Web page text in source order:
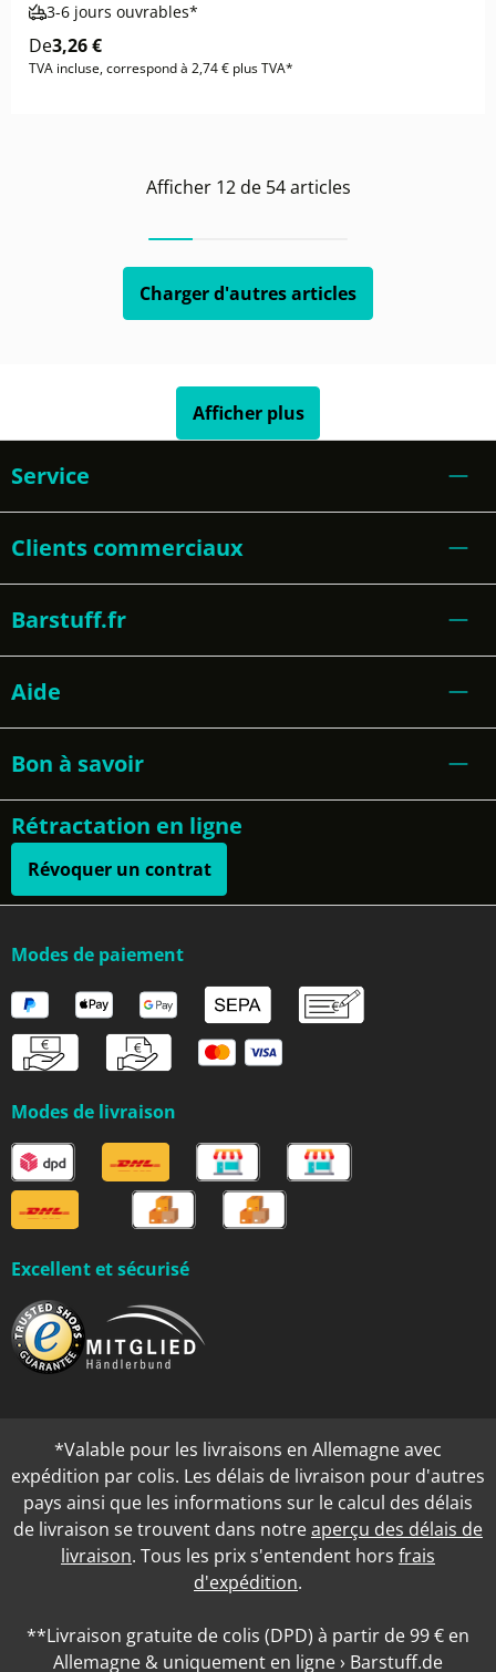
3-6 jours ouvrables*
De3,26 €
TVA incluse, correspond à 2,74 € plus TVA*
Afficher 12de 54articles
Charger d'autres articles
Afficher plus
Service
Clients commerciaux
Barstuff.fr
Aide
Bon à savoir
Rétractation en ligne
Révoquer un contrat
Modes de paiement
Modes de livraison
Excellent et sécurisé
*Valable pour les livraisons en Allemagne avec
expédition par colis. Les délais de livraison pour d'autres
pays ainsi que les informations sur le calcul des délais
de livraison se trouvent dans notreaperçu des délais de
livraison. Tous les prix s'entendent hors frais
d'expédition.
**Livraison gratuite de colis (DPD) à partir de 99 € en
Allemagne & uniquement en ligne › Barstuff.de